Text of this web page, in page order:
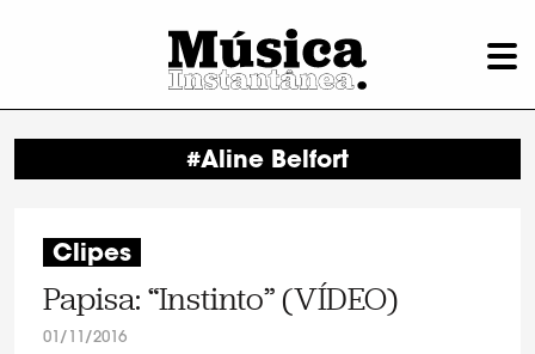
#Aline Belfort
Clipes
Papisa: “Instinto” (VÍDEO)
01/11/2016